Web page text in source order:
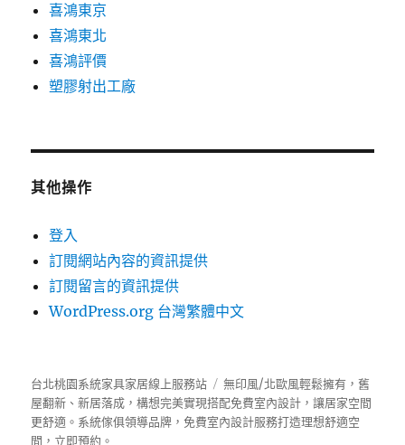
喜鴻東京
喜鴻東北
喜鴻評價
塑膠射出工廠
其他操作
登入
訂閱網站內容的資訊提供
訂閱留言的資訊提供
WordPress.org 台灣繁體中文
台北桃園系統家具家居線上服務站
無印風/北歐風輕鬆擁有，舊
屋翻新、新居落成，構想完美實現搭配免費室內設計，讓居家空間
更舒適。 系統傢俱領導品牌，免費室內設計服務打造理想舒適空
間，立即預約。